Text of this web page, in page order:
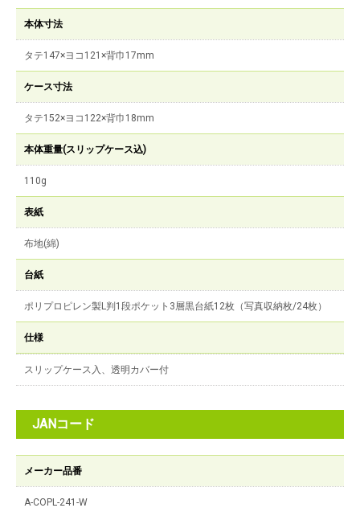
本体寸法
タテ147×ヨコ121×背巾17mm
ケース寸法
タテ152×ヨコ122×背巾18mm
本体重量(スリップケース込)
110g
表紙
布地(綿)
台紙
ポリプロピレン製L判1段ポケット3層黒台紙12枚（写真収納枚/24枚）
仕様
スリップケース入、透明カバー付
JANコード
メーカー品番
A-COPL-241-W